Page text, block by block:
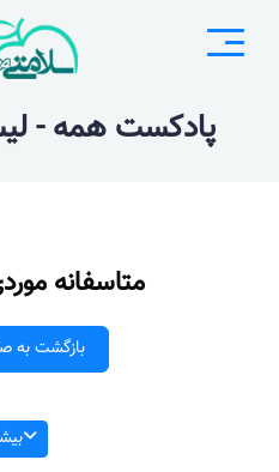
پادکست همه -
متاسفانه
بازگشت به